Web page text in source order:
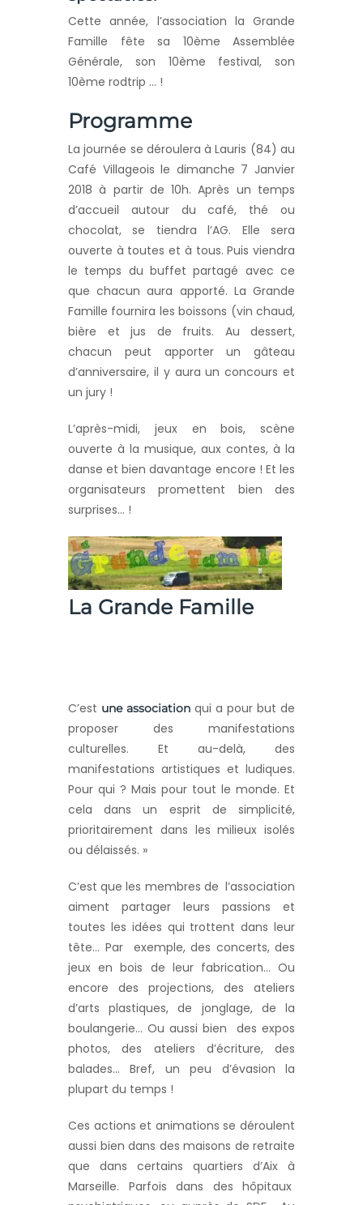
Cette année, l’association la Grande
Famille fête sa 10ème Assemblée
Générale, son 10ème festival, son
10ème rodtrip … !
Programme
La journée se déroulera à Lauris (84) au
Café Villageois le dimanche 7 Janvier
2018 à partir de 10h. Après un temps
d’accueil autour du café, thé ou
chocolat, se tiendra l’AG. Elle sera
ouverte à toutes et à tous. Puis viendra
le temps du buffet partagé avec ce
que chacun aura apporté. La Grande
Famille fournira les boissons (vin chaud,
bière et jus de fruits. Au dessert,
chacun peut apporter un gâteau
d’anniversaire, il y aura un concours et
un jury !
L’après-midi, jeux en bois, scène
ouverte à la musique, aux contes, à la
danse et bien davantage encore ! Et les
organisateurs promettent bien des
surprises… !
La Grande Famille
C’est une association qui a pour but de
proposer des manifestations
culturelles. Et au-delà, des
manifestations artistiques et ludiques.
Pour qui ? Mais pour tout le monde. Et
cela dans un esprit de simplicité,
prioritairement dans les milieux isolés
ou délaissés. »
C’est que les membres de l’association
aiment partager leurs passions et
toutes les idées qui trottent dans leur
tête… Par exemple, des concerts, des
jeux en bois de leur fabrication… Ou
encore des projections, des ateliers
d’arts plastiques, de jonglage, de la
boulangerie… Ou aussi bien des expos
photos, des ateliers d’écriture, des
balades… Bref, un peu d’évasion la
plupart du temps !
Ces actions et animations se déroulent
aussi bien dans des maisons de retraite
que dans certains quartiers d’Aix à
Marseille. Parfois dans des hôpitaux